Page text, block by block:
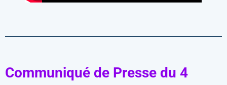
Communiqué de Presse du 4